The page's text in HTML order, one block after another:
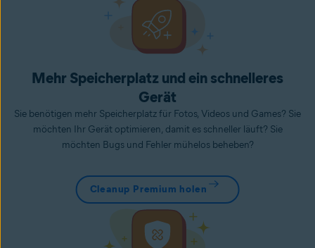
Mehr Speicherplatz und ein schnelleres
Gerät
Sie benötigen mehr Speicherplatz für Fotos, Videos und Games? Sie
möchten Ihr Gerät optimieren, damit es schneller läuft? Sie
möchten Bugs und Fehler mühelos beheben?
Cleanup Premium holen